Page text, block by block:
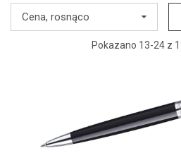
Cena, rosnąco
Pokazano 13-24 z